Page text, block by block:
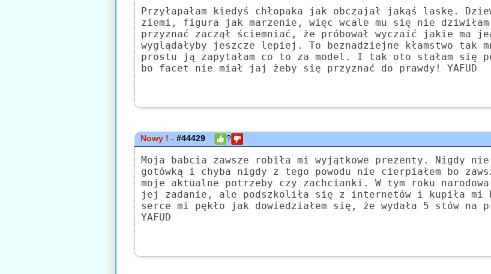
Przyłapałam kiedyś chłopaka jak obczajał jakąś laskę.
ziemi, figura jak marzenie, więc wcale mu się nie
przyznać zaczął ściemniać, że próbował wyczaić jakie ma
wyglądałyby jeszcze lepiej. To beznadziejne kłamstwo tak
prostu ją zapytałam co to za model. I tak oto stałam się
bo facet nie miał jaj żeby się przyznać do prawdy! YAFUD
Nowy ! -#44429 ?
Moja babcia zawsze robiła mi wyjątkowe prezenty. Nigdy
gotówką i chyba nigdy z tego powodu nie cierpiałem bo
moje aktualne potrzeby czy zachcianki. W tym roku
jej zadanie, ale podszkoliła się z internetów i kupiła mi
serce mi pękło jak dowiedziałem się, że wydała 5 stów na
YAFUD